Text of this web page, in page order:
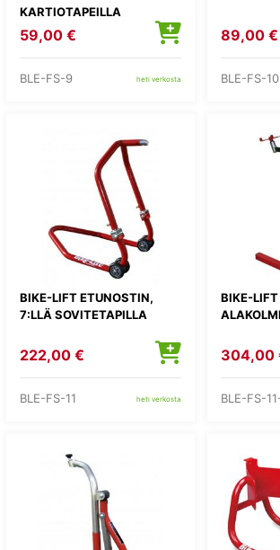
KARTIOTAPEILLA
59,00 €
BLE-FS-9 heti verkosta
89,00 €
BLE-FS-
BIKE-LIFT ETUNOSTIN,
7:LLÄ SOVITETAPILLA
222,00 €
BLE-FS-11 heti verkosta
BIKE-
304,00
BLE-FS-